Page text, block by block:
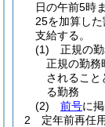
日の午前5時
25を加算した
支給する。
(1)
正規の
正規の勤務
されること
る勤務
(2)
前号に
2
定年前再任